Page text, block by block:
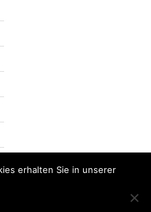
erhalten Sie in unserer